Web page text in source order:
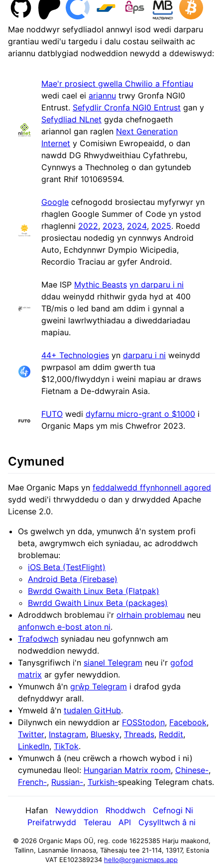
Mae noddwyr sefydliadol annwyl isod wedi darparu
grantiau wedi'u targedu i dalu costau seilwaith ac
ariannu datblygiad nodweddion newydd a ddewiswyd:
Mae'r prosiect gwella Chwilio a Ffontiau
wedi cael ei ariannu trwy Gronfa NGI0
Entrust. Sefydlir Cronfa NGI0 Entrust gan y
Sefydliad NLnet gyda chefnogaeth
ariannol gan raglen Next Generation
Internet y Comisiwn Ewropeaidd, o dan
nawdd DG Rhwydweithiau Cyfathrebu,
Cynnwys a Thechnoleg o dan gytundeb
grant Rhif 101069594.
Google cefnogodd brosiectau myfyrwyr yn
rhaglen Google Summer of Code yn ystod
rhaglenni 2022, 2023, 2024, 2025. Roedd
prosiectau nodedig yn cynnwys Android
Auto, Echdynnwr Dympio Wicipedia,
Recordio Traciau ar gyfer Android.
Mae ISP Mythic Beasts yn darparu i ni
ddau weinydd rhithwir gyda hyd at 400
TB/mis o led band am ddim i gynnal a
gweini lawrlwythiadau a diweddariadau
mapiau.
44+ Technologies yn darparu i ni weinydd
pwrpasol am ddim gwerth tua
$12,000/flwyddyn i weini mapiau ar draws
Fietnam a De-ddwyrain Asia.
FUTO wedi dyfarnu micro-grant o $1000 i
Organic Maps ym mis Chwefror 2023.
Cymuned
Mae Organic Maps yn feddalwedd ffynhonnell agored
sydd wedi'i thrwyddedu o dan y drwydded Apache
License 2.0.
Os gwelwch yn dda, ymunwch â'n system profi
beta, awgrymwch eich syniadau, ac adroddwch
broblemau:
iOS Beta (TestFlight)
Android Beta (Firebase)
Bwrdd Gwaith Linux Beta (Flatpak)
Bwrdd Gwaith Linux Beta (packages)
Adroddwch broblemau i'r olrhain problemau neu
anfonwch e-bost aton ni.
Trafodwch syniadau neu gofynnwch am
nodweddion newydd.
Tanysgrifiwch i'n sianel Telegram neu i'r gofod
matrix ar gyfer newyddion.
Ymunwch â'n grŵp Telegram i drafod gyda
defnyddwyr arall.
Ymweld â'n tudalen GitHub.
Dilynwch ein newyddion ar FOSStodon, Facebook,
Twitter, Instagram, Bluesky, Threads, Reddit,
LinkedIn, TikTok.
Ymunwch â (neu crëwch a rhowch wybod i ni)
cymunedau lleol: Hungarian Matrix room, Chinese-,
French-, Russian-, Turkish-speaking Telegram chats.
Hafan Newyddion Rhoddwch
Cefnogi Ni
Preifatrwydd
Telerau API Cysylltwch â ni
© 2026 Organic Maps OÜ, reg. code 16225385 Harju maakond,
Tallinn, Lasnamäe linnaosa, Tähesaju tee 21-114, 13917, Estonia
VAT EE102389234 hello@organicmaps.app